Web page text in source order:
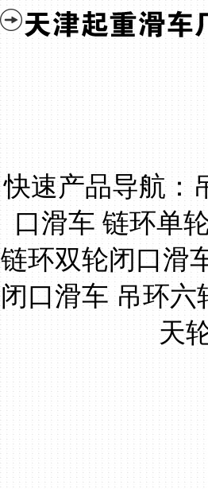
快速产品导航：
口滑车 链环单
链环双轮闭口滑
闭口滑车 吊环六
天